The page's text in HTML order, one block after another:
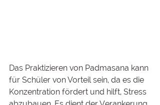
Das Praktizieren von Padmasana kann
für Schüler von Vorteil sein, da es die
Konzentration fördert und hilft, Stress